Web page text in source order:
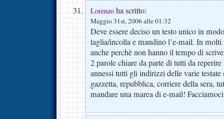
Lorenzo ha scritto:
Maggio 31st, 2006 alle 01:32
Deve essere deciso un testo unico in
taglia/incolla e mandino l’e-mail. In
anche perchè non hanno il tempo di
2 parole chiare da parte di tutti da
annessi tutti gli indirizzi delle varie testate
gazzetta, repubblica, corriere della sera,
mandare una marea di e-mail!